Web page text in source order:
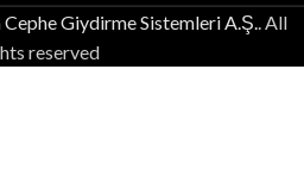
Giydirme Sistemleri A.Ş. . All
reserved